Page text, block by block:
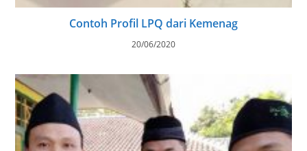
Contoh Profil LPQ dari Kemenag
20/06/2020